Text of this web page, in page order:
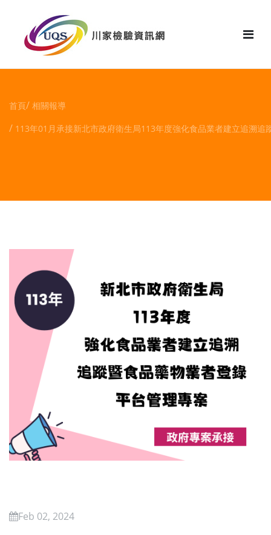
首頁 相關報導
113年01月承接新北市政府衛生局113年度強化食品業者建立追溯追
Feb 02, 2024